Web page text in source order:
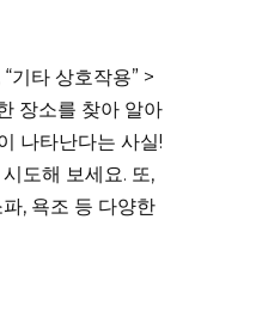
기타 상호작용” >
장소를 찾아 알아
나타난다는 사실!
도해 보세요. 또,
, 욕조 등 다양한